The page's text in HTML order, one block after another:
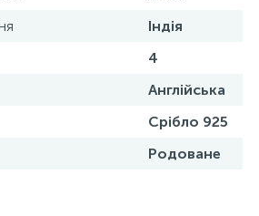
Індія
4
Англійська
Срібло 925
Родоване